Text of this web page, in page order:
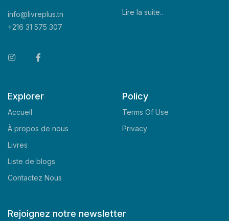
info@livreplus.tn
+216 31 575 307
Lire la suite..
Explorer
Accueil
À propos de nous
Livres
Liste de blogs
Contactez Nous
Policy
Terms Of Use
Privacy
Rejoignez notre newsletter